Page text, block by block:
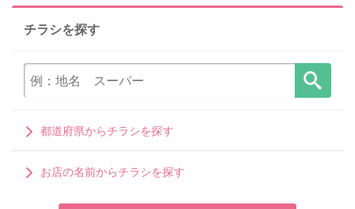
チラシを探す
都道府県からチラシを探す
お店の名前からチラシを探す